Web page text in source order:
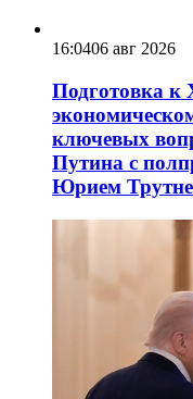
16:0406 авг 2026
Подготовка к
ключевых
Путина с
Юрием